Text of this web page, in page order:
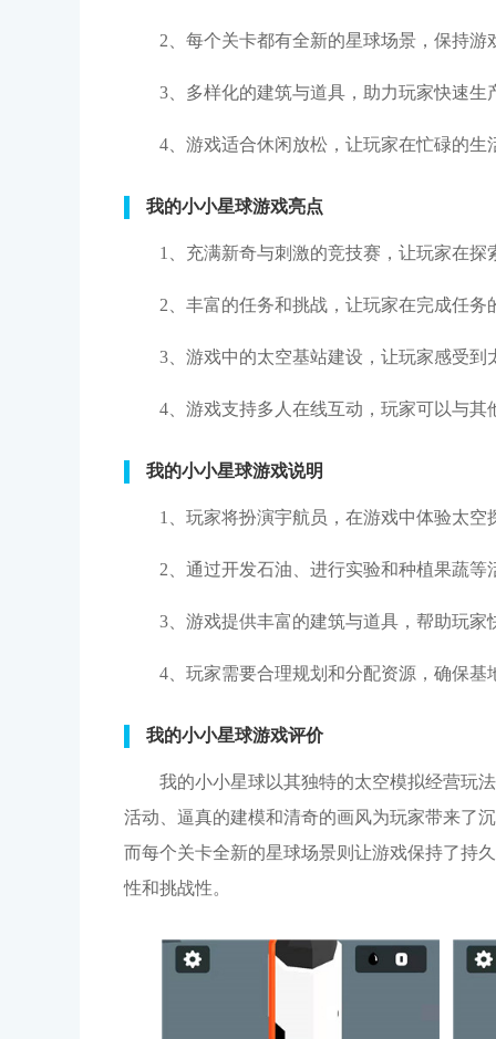
2、每个关卡都有全新的星球场景，保持游
3、多样化的建筑与道具，助力玩家快速生
4、游戏适合休闲放松，让玩家在忙碌的生
我的小小星球游戏亮点
1、充满新奇与刺激的竞技赛，让玩家在探
2、丰富的任务和挑战，让玩家在完成任务
3、游戏中的太空基站建设，让玩家感受到
4、游戏支持多人在线互动，玩家可以与其
我的小小星球游戏说明
1、玩家将扮演宇航员，在游戏中体验太空
2、通过开发石油、进行实验和种植果蔬
3、游戏提供丰富的建筑与道具，帮助玩家
4、玩家需要合理规划和分配资源，确保基
我的小小星球游戏评价
我的小小星球以其独特的太空模拟经营玩
活动、逼真的建模和清奇的画风为玩家带来了
而每个关卡全新的星球场景则让游戏保持了持
性和挑战性。